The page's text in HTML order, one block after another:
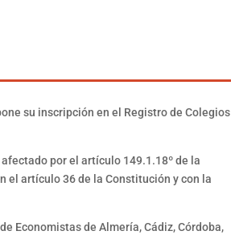
su inscripción en el Registro de Colegios
por el artículo 149.1.18º de la
el artículo 36 de la Constitución y con la
Economistas de Almería, Cádiz, Córdoba,